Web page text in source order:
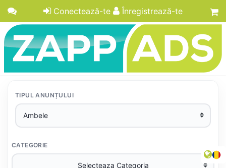
Conectează-te Înregistrează-te
TIPUL ANUNȚULUI
CATEGORIE